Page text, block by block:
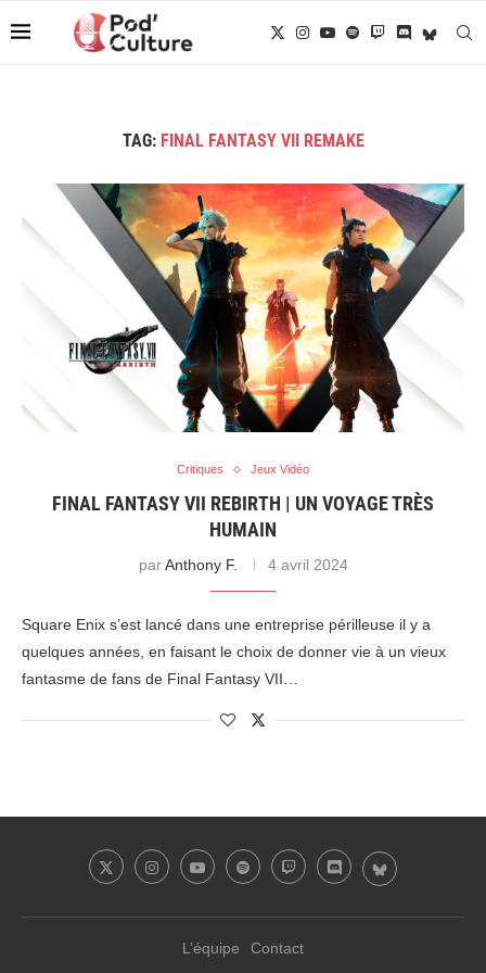
TAG: FINAL FANTASY VII REMAKE
Critiques Jeux Vidéo
FINAL FANTASY VII REBIRTH | UN VOYAGE TRÈS
HUMAIN
parAnthony F. 4 avril 2024
Square Enix s’est lancé dans une entreprise périlleuse il y a
quelques années, en faisant le choix de donner vie à un vieux
fantasme de fans de Final Fantasy VII…
L’équipe Contact